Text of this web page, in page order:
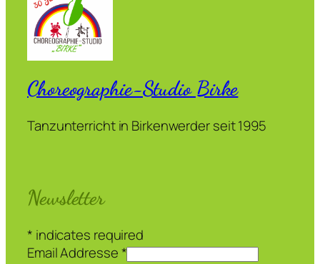
Choreographie-Studio Birke
Tanzunterricht in Birkenwerder seit 1995
Newsletter
* indicates required
Email Addresse*